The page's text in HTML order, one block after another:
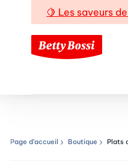
🍋 Les saveurs
Chemin de
Page d’accueil Boutique Plats